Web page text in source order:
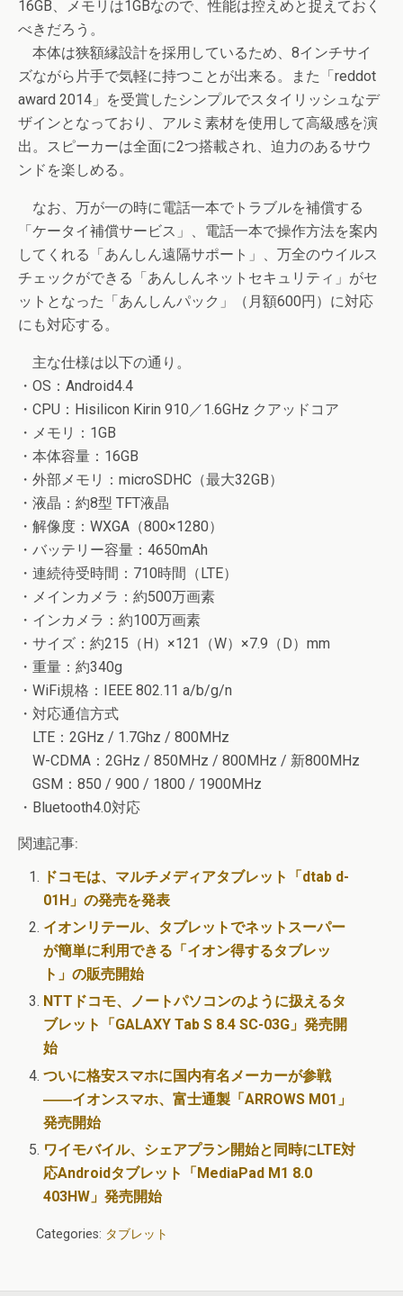
16GB、メモリは1GBなので、性能は控えめと捉えておく
べきだろう。
本体は狭額縁設計を採用しているため、8インチサイ
ズながら片手で気軽に持つことが出来る。また「reddot
award 2014」を受賞したシンプルでスタイリッシュなデ
ザインとなっており、アルミ素材を使用して高級感を演
出。スピーカーは全面に2つ搭載され、迫力のあるサウ
ンドを楽しめる。
なお、万が一の時に電話一本でトラブルを補償する
「ケータイ補償サービス」、電話一本で操作方法を案内
してくれる「あんしん遠隔サポート」、万全のウイルス
チェックができる「あんしんネットセキュリティ」がセ
ットとなった「あんしんパック」（月額600円）に対応
にも対応する。
主な仕様は以下の通り。
・OS：Android4.4
・CPU：Hisilicon Kirin 910／1.6GHz クアッドコア
・メモリ：1GB
・本体容量：16GB
・外部メモリ：microSDHC（最大32GB）
・液晶：約8型 TFT液晶
・解像度：WXGA（800×1280）
・バッテリー容量：4650mAh
・連続待受時間：710時間（LTE）
・メインカメラ：約500万画素
・インカメラ：約100万画素
・サイズ：約215（H）×121（W）×7.9（D）mm
・重量：約340g
・WiFi規格：IEEE 802.11 a/b/g/n
・対応通信方式
LTE：2GHz / 1.7Ghz / 800MHz
W-CDMA：2GHz / 850MHz / 800MHz / 新800MHz
GSM：850 / 900 / 1800 / 1900MHz
・Bluetooth4.0対応
関連記事:
ドコモは、マルチメディアタブレット「dtab d-
01H」の発売を発表
イオンリテール、タブレットでネットスーパー
が簡単に利用できる「イオン得するタブレッ
ト」の販売開始
NTTドコモ、ノートパソコンのように扱えるタ
ブレット「GALAXY Tab S 8.4 SC-03G」発売開
始
ついに格安スマホに国内有名メーカーが参戦
――イオンスマホ、富士通製「ARROWS M01」
発売開始
ワイモバイル、シェアプラン開始と同時にLTE対
応Androidタブレット「MediaPad M1 8.0
403HW」発売開始
Categories: タブレット